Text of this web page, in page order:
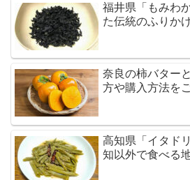
福井県「もみわ
た伝統のふりか
奈良の柿バター
方や購入方法を
高知県「イタド
知以外で食べる